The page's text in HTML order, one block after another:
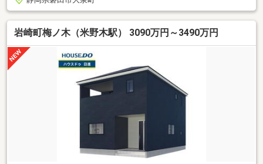
岩崎町梅ノ木（米野木駅） 3090万円～3490万円